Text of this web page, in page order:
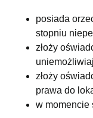
posiada
stopniu
złoży
złoży
prawa do
w momencie